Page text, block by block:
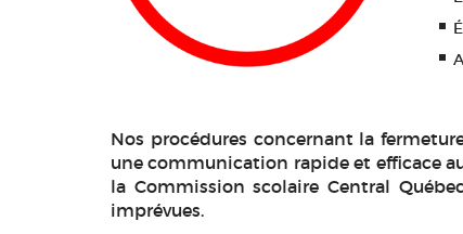
Nos procédures concernant la
une communication rapide et efficace
la Commission scolaire Central
imprévues.